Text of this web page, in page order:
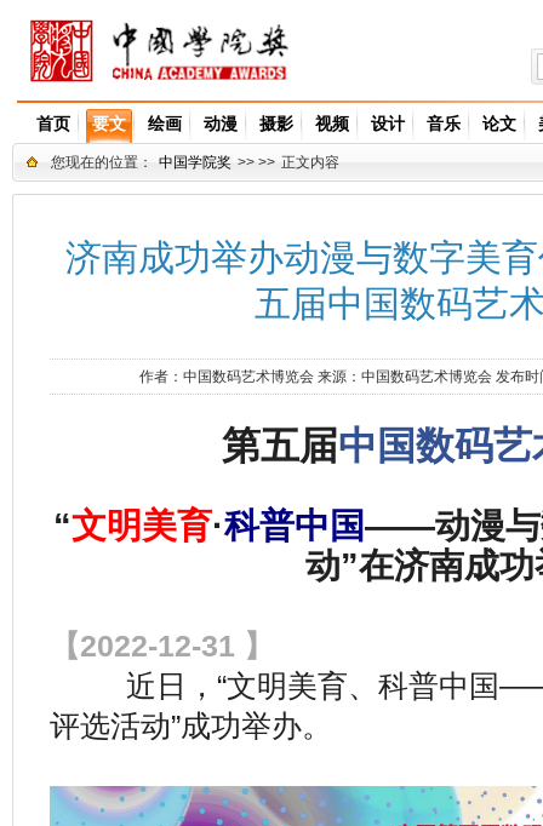
首页 要文 绘画 动漫 摄影 视频 设计 音乐 论文
您现在的位置： 中国学院奖 >> >> 正文内容
济南成功举办动漫与数字美
五届中国数码艺
作者： 中国数码艺术博览会来源： 中国数码艺术博览会发布时
第五届中国数码艺
“文明美育·科普中国——动漫与
动”在济南成功
【2022-12-31 】
近日，“文明美育、科普中国——
评选活动”成功举办。